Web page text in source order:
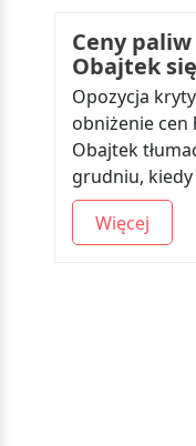
Ceny
Obajtek
Opozycja
obniżenie cen
Obajtek
grudniu,
Więcej